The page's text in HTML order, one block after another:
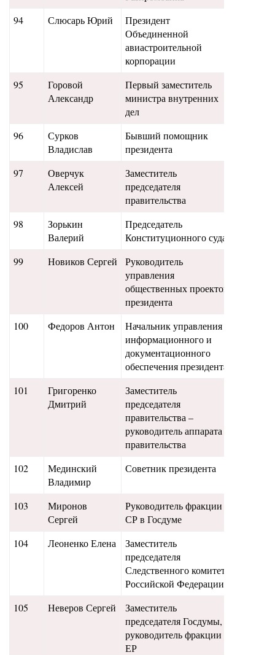
94 Слюсарь Юрий
Президент
Объединенной
авиастроительной
корпорации
95
Горовой
Александр
Первый заместитель
министра внутренних
дел
96
Сурков
Владислав
Бывший помощник
президента
97
Оверчук
Алексей
Заместитель
председателя
правительства
98
Зорькин
Валерий
Председатель
Конституционного суда
99 Новиков Сергей
Руководитель
управления
общественных проектов
президента
100 Федоров Антон
Начальник управления
информационного и
документационного
обеспечения президента
101
Григоренко
Дмитрий
Заместитель
председателя
правительства –
руководитель аппарата
правительства
102
Мединский
Владимир
Советник президента
103
Миронов
Сергей
Руководитель фракции
СР в Госдуме
104 Леоненко Елена
Заместитель
председателя
Следственного комитета
Российской Федерации
105 Неверов Сергей
Заместитель
председателя Госдумы,
руководитель фракции
ЕР